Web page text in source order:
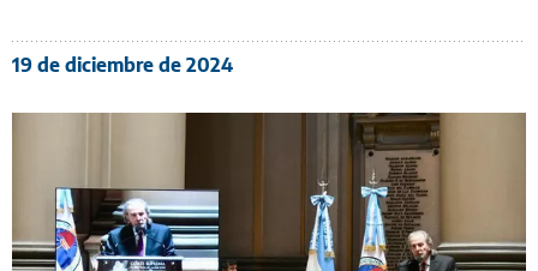
19 de diciembre de 2024